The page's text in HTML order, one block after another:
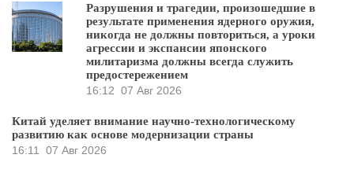
Разрушения и трагедии, произошедшие в
результате применения ядерного оружия,
никогда не должны повториться, а уроки
агрессии и экспансии японского
милитаризма должны всегда служить
предостережением
16:12 07 Авг 2026
Китай уделяет внимание научно-технологическому
развитию как основе модернизации страны
16:11
07 Авг 2026